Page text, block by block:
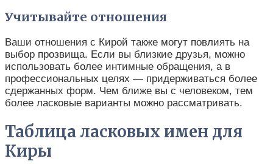
Учитывайте отношения
Ваши отношения с Кирой также могут повлиять на
выбор прозвища. Если вы близкие друзья, можно
использовать более интимные обращения, а в
профессиональных целях — придерживаться более
сдержанных форм. Чем ближе вы с человеком, тем
более ласковые варианты можно рассматривать.
Таблица ласковых имен для
Киры